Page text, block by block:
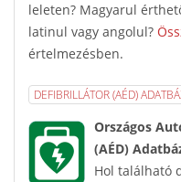
leleten? Magyarul
latinul vagy angolul?
értelmezésben.
DEFIBRILLÁTOR (AÉD)
Országos
(AÉD)
Hol található